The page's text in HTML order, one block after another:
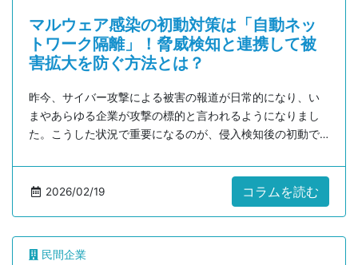
マルウェア感染の初動対策は「自動ネッ
トワーク隔離」！脅威検知と連携して被
害拡大を防ぐ方法とは？
昨今、サイバー攻撃による被害の報道が日常的になり、い
まやあらゆる企業が攻撃の標的と言われるようになりまし
た。こうした状況で重要になるのが、侵入検知後の初動で
イントと、具体的な打ち手について解説します。
2026/02/19
コラムを読む
民間企業